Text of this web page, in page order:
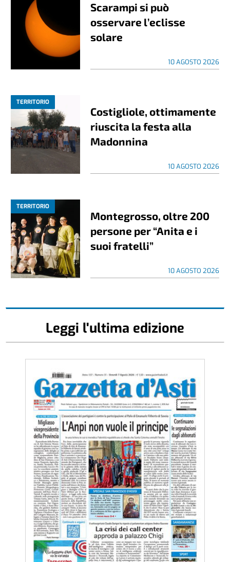
Scarampi si può
osservare l’eclisse
solare
10 AGOSTO 2026
TERRITORIO
Costigliole, ottimamente
riuscita la festa alla
Madonnina
10 AGOSTO 2026
TERRITORIO
Montegrosso, oltre 200
persone per “Anita e i
suoi fratelli”
10 AGOSTO 2026
Leggi l'ultima edizione